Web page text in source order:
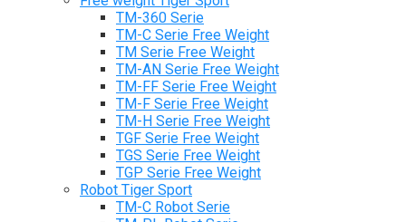
TM-360 Serie
TM-C Serie Free Weight
TM Serie Free Weight
TM-AN Serie Free Weight
TM-FF Serie Free Weight
TM-F Serie Free Weight
TM-H Serie Free Weight
TGF Serie Free Weight
TGS Serie Free Weight
TGP Serie Free Weight
Robot Tiger Sport
TM-C Robot Serie